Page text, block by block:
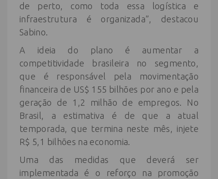
de perto, como toda essa logística e
infraestrutura é organizada”, destacou
Sabino.
A ideia do plano é aumentar a
competitividade brasileira no segmento,
que é responsável pela movimentação
financeira de US$ 155 bilhões por ano e pela
geração de 1,2 milhão de empregos. No
Brasil, a estimativa é de que a atual
temporada, que termina neste mês, injete
R$ 5,1 bilhões na economia.
Uma das medidas que deverá ser
implementada é o reforço na promoção